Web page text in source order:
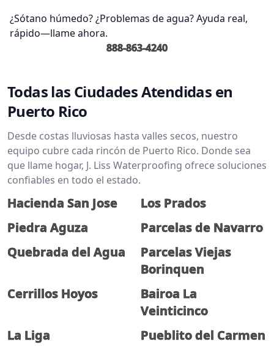
¿Sótano húmedo? ¿Problemas de agua? Ayuda real,
rápido—llame ahora.
888-863-4240
Todas las Ciudades Atendidas en
Puerto Rico
Desde costas lluviosas hasta valles secos, nuestro
equipo cubre cada rincón de Puerto Rico. Donde sea
que llame hogar, J. Liss Waterproofing ofrece soluciones
confiables en todo el estado.
Hacienda San Jose
Los Prados
Piedra Aguza
Parcelas de Navarro
Quebrada del Agua
Parcelas Viejas
Borinquen
Cerrillos Hoyos
Bairoa La
Veinticinco
La Liga
Pueblito del Carmen